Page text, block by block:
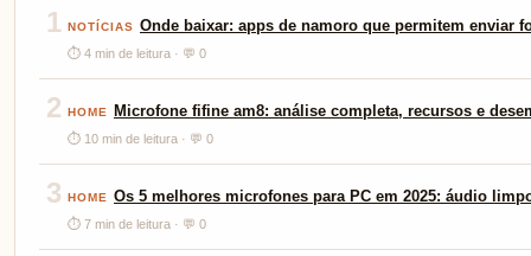
1 NOTÍCIAS Onde baixar: apps de namoro que permitem enviar
⏱ 4 min de leitura · 💬 0
2 HOME Microfone fifine am8: análise completa, recursos e
⏱ 10 min de leitura · 💬 0
3 HOME Os 5 melhores microfones para PC em 2025: áudio
⏱ 7 min de leitura · 💬 0